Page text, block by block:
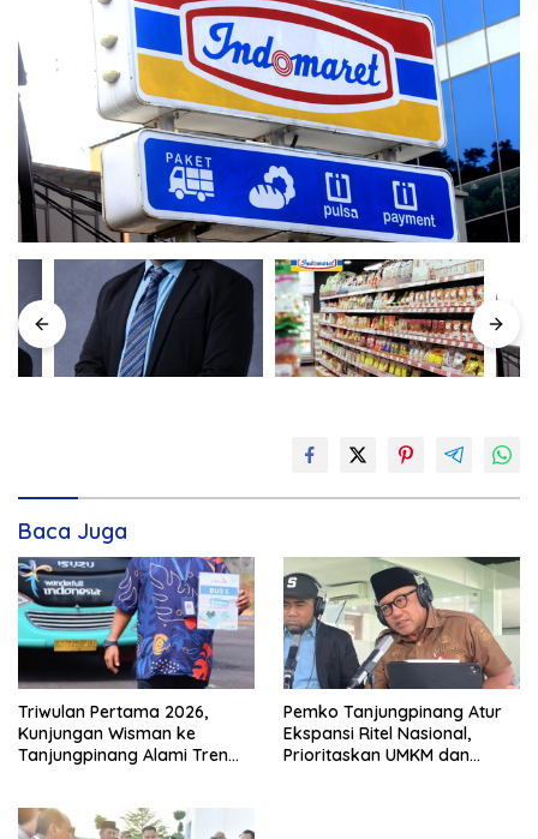
Baca Juga
Triwulan Pertama 2026,
Kunjungan Wisman ke
Tanjungpinang Alami Tren
Pemko Tanjungpinang Atur
Ekspansi Ritel Nasional,
Prioritaskan UMKM dan